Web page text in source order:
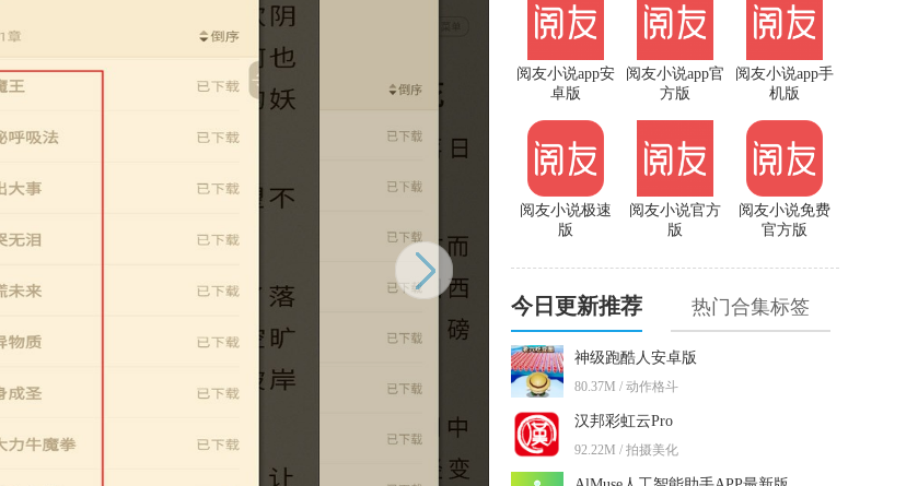
阅友小说app手
机版
阅友小说app官
方版
阅友小说app安
卓版
阅友小说免费
官方版
阅友小说官方
版
阅友小说极速
版
今日更新推荐 热门合集标签
神级跑酷人安卓版
80.37M / 动作格斗
汉邦彩虹云Pro
92.22M / 拍摄美化